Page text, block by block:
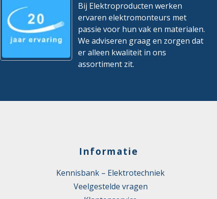
Bij Elektroproducten werken
ervaren elektromonteurs met
passie voor hun vak en materialen.
We adviseren graag en zorgen dat
er alleen kwaliteit in ons
assortiment zit.
Informatie
Kennisbank – Elektrotechniek
Veelgestelde vragen